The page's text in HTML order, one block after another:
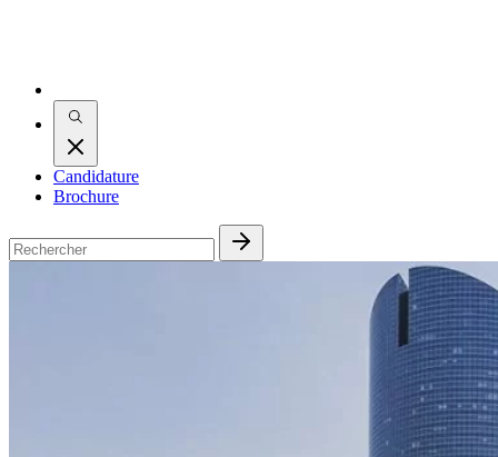
Candidature
Brochure